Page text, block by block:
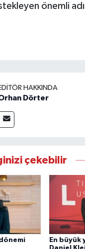
önemli
HAKKINDA
Dörter
çekebilir
En büyük